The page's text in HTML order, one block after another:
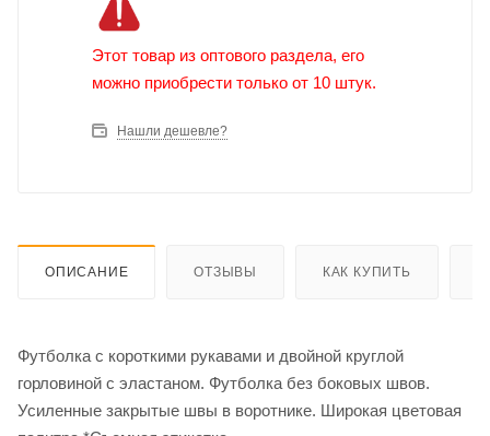
Этот товар из оптового раздела, его
можно приобрести только от 10 штук.
Нашли дешевле?
ОПИСАНИЕ ОТЗЫВЫ КАК КУПИТЬ
Футболка с короткими рукавами и двойной круглой
горловиной с эластаном. Футболка без боковых швов.
Усиленные закрытые швы в воротнике. Широкая цветовая